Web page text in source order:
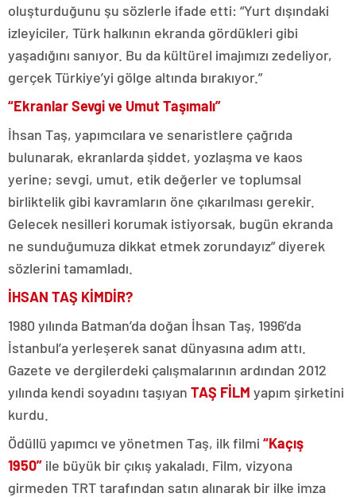
oluşturduğunu şu sözlerle ifade etti: “Yurt dışındaki
izleyiciler, Türk halkının ekranda gördükleri gibi
yaşadığını sanıyor. Bu da kültürel imajımızı zedeliyor,
gerçek Türkiye’yi gölge altında bırakıyor.”
“Ekranlar Sevgi ve Umut Taşımalı”
İhsan Taş, yapımcılara ve senaristlere çağrıda
bulunarak, ekranlarda şiddet, yozlaşma ve kaos
yerine; sevgi, umut, etik değerler ve toplumsal
birliktelik gibi kavramların öne çıkarılması gerekir.
Gelecek nesilleri korumak istiyorsak, bugün ekranda
ne sunduğumuza dikkat etmek zorundayız” diyerek
sözlerini tamamladı.
İHSAN TAŞ KİMDİR?
1980 yılında Batman’da doğan İhsan Taş, 1996’da
İstanbul’a yerleşerek sanat dünyasına adım attı.
Gazete ve dergilerdeki çalışmalarının ardından 2012
yılında kendi soyadını taşıyan TAŞ FİLM yapım şirketini
kurdu.
Ödüllü yapımcı ve yönetmen Taş, ilk filmi “Kaçış
1950” ile büyük bir çıkış yakaladı. Film, vizyona
girmeden TRT tarafından satın alınarak bir ilke imza